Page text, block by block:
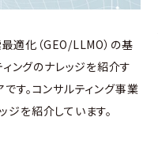
最適化（GEO/LLMO）の基
ングのナレッジを紹介す
す。コンサルティング事業
ジを紹介しています。